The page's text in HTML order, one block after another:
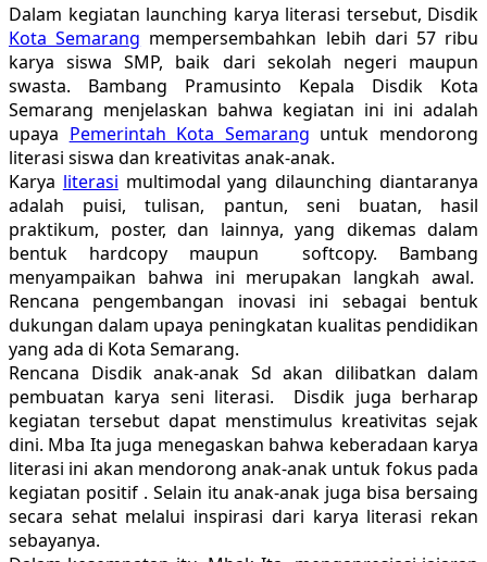
Dalam kegiatan launching karya literasi tersebut, Disdik
Kota Semarang mempersembahkan lebih dari 57 ribu
karya siswa SMP, baik dari sekolah negeri maupun
swasta. Bambang Pramusinto Kepala Disdik Kota
Semarang menjelaskan bahwa kegiatan ini ini adalah
upaya Pemerintah Kota Semarang untuk mendorong
literasi siswa dan kreativitas anak-anak.
Karya literasi multimodal yang dilaunching diantaranya
adalah puisi, tulisan, pantun, seni buatan, hasil
praktikum, poster, dan lainnya, yang dikemas dalam
bentuk hardcopy maupun softcopy. Bambang
menyampaikan bahwa ini merupakan langkah awal.
Rencana pengembangan inovasi ini sebagai bentuk
dukungan dalam upaya peningkatan kualitas pendidikan
yang ada di Kota Semarang.
Rencana Disdik anak-anak Sd akan dilibatkan dalam
pembuatan karya seni literasi. Disdik juga berharap
kegiatan tersebut dapat menstimulus kreativitas sejak
dini. Mba Ita juga menegaskan bahwa keberadaan karya
literasi ini akan mendorong anak-anak untuk fokus pada
kegiatan positif . Selain itu anak-anak juga bisa bersaing
secara sehat melalui inspirasi dari karya literasi rekan
sebayanya.